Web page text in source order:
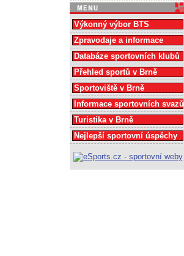
Výkonný výbor BTS
Zpravodaje a informace
Databáze sportovních klubů
Přehled sportů v Brně
Sportoviště v Brně
Informace sportovních svazů
Turistika v Brně
Nejlepší sportovní úspěchy